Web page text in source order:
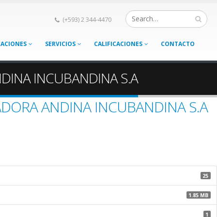
(+593) 2 344-4470
SERVICIOS CALIFICACIONES CONTACTO
INCUBANDINA S.A
ANDINA INCUBANDINA S.A
25
1.85 MB
1